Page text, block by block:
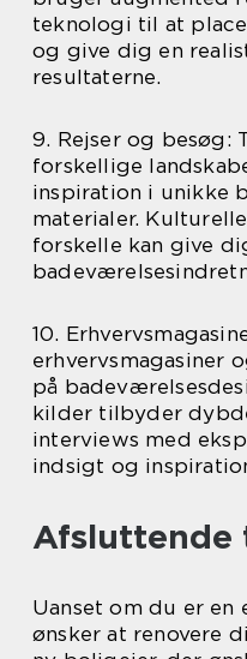
teknologi til at
og give dig en
resultaterne.
9. Rejser og besøg:
forskellige
inspiration i unikke
materialer.
forskelle kan give
10.
erhvervsmagasiner
på
kilder tilbyder
interviews med
indsigt og
Afsluttende
Uanset om du er en
ønsker at renovere